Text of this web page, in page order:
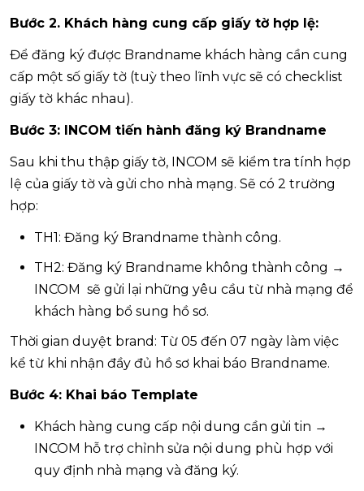
Bước 2. Khách hàng cung cấp giấy tờ hợp lệ:
Để đăng ký được Brandname khách hàng cần cung
cấp một số giấy tờ (tuỳ theo lĩnh vực sẽ có checklist
giấy tờ khác nhau).
Bước 3: INCOM tiến hành đăng ký Brandname
Sau khi thu thập giấy tờ, INCOM sẽ kiểm tra tính hợp
lệ của giấy tờ và gửi cho nhà mạng. Sẽ có 2 trường
hợp:
TH1: Đăng ký Brandname thành công.
TH2: Đăng ký Brandname không thành công →
INCOM sẽ gửi lại những yêu cầu từ nhà mạng để
khách hàng bổ sung hồ sơ.
Thời gian duyệt brand: Từ 05 đến 07 ngày làm việc
kể từ khi nhận đầy đủ hồ sơ khai báo Brandname.
Bước 4: Khai báo Template
Khách hàng cung cấp nội dung cần gửi tin →
INCOM hỗ trợ chỉnh sửa nội dung phù hợp với
quy định nhà mạng và đăng ký.